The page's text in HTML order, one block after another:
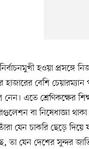
হওয়া প্রসঙ্গে
হাজারের বেশি
এতে শ্রেণিকক্ষের
বা নিষেধাজ্ঞা
যেন চাকরি ছেড়ে দিয়ে
তা যেন দেশের সুন্দর